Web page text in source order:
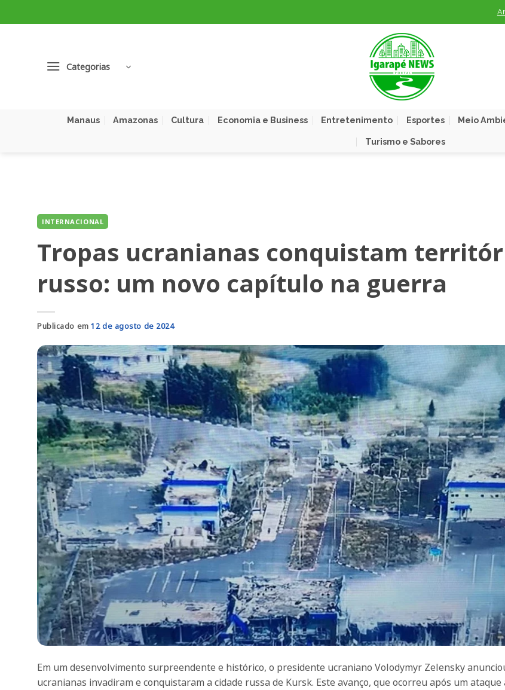
to
Categorias
Manaus Amazonas Cultura Economia e Business Entretenimento Esportes Meio
Turismo e Sabores
INTERNACIONAL
Tropas ucranianas conquistam
russo: um novo capítulo na guerra
Publicado em12 de agosto de 2024
Em um desenvolvimento surpreendente e histórico, o presidente ucraniano Volodymyr Zelensky
ucranianas invadiram e conquistaram a cidade russa de Kursk. Este avanço, que ocorreu após um ataque